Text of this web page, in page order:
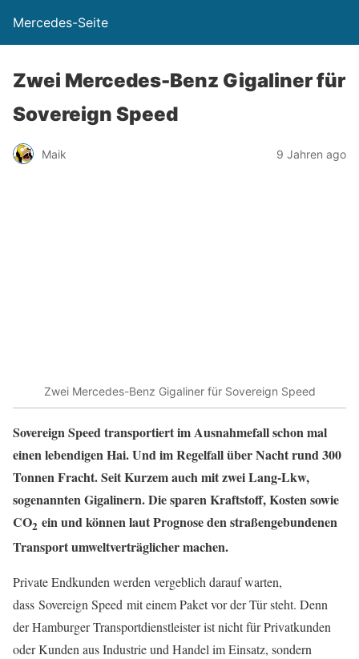
Mercedes-Seite
Zwei Mercedes-Benz Gigaliner für
Sovereign Speed
Maik 9 Jahren ago
Zwei Mercedes-Benz Gigaliner für Sovereign Speed
Sovereign Speed transportiert im Ausnahmefall schon mal
einen lebendigen Hai. Und im Regelfall über Nacht rund 300
Tonnen Fracht. Seit Kurzem auch mit zwei Lang-Lkw,
sogenannten Gigalinern. Die sparen Kraftstoff, Kosten sowie
CO2 ein und können laut Prognose den straßengebundenen
Transport umweltverträglicher machen.
Private Endkunden werden vergeblich darauf warten,
dass Sovereign Speed mit einem Paket vor der Tür steht. Denn
der Hamburger Transportdienstleister ist nicht für Privatkunden
oder Kunden aus Industrie und Handel im Einsatz, sondern